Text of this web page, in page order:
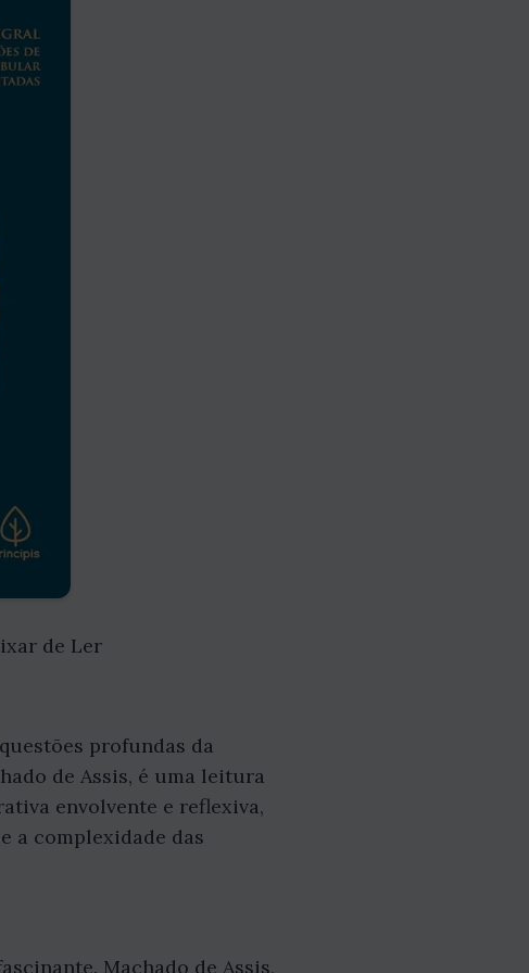
de Ler
profundas da
de Assis, é uma leitura
envolvente e reflexiva,
a complexidade das
Machado de Assis,